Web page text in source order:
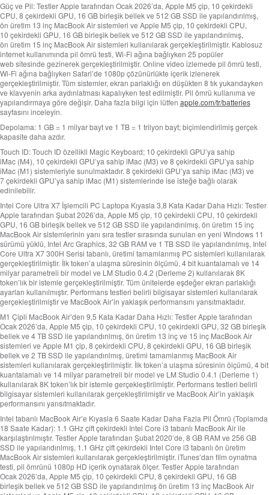
Güç ve Pil:Testler Apple tarafından Ocak 2026’da, Apple M5 çip, 10 çekirdekli
CPU, 8 çekirdekli GPU, 16 GB birleşik bellek ve 512 GB SSD ile yapılandırılmış,
ön üretim 13 inç MacBook Air sistemleri ve Apple M5 çip, 10 çekirdekli CPU,
10 çekirdekli GPU, 16 GB birleşik bellek ve 512 GB SSD ile yapılandırılmış,
ön üretim 15 inç MacBook Air sistemleri kullanılarak gerçekleştirilmiştir. Kablosuz
internet kullanımında pil ömrü testi, Wi-Fi ağına bağlıyken 25 popüler
web sitesinde gezinerek gerçekleştirilmiştir. Online video izlemede pil ömrü testi,
Wi-Fi ağına bağlıyken Safari’de 1080p çözünürlükte içerik izlenerek
gerçekleştirilmiştir. Tüm sistemler, ekran parlaklığı en düşükten 8 tık yukarıdayken
ve klavyenin arka aydınlatması kapalıyken test edilmiştir. Pil ömrü kullanıma ve
yapılandırmaya göre değişir. Daha fazla bilgi için lütfen apple.com/tr/batteries
sayfasını inceleyin.
Depolama:1 GB = 1 milyar bayt ve 1 TB = 1 trilyon bayt; biçimlendirilmiş gerçek
kapasite daha azdır.
Touch ID:Touch ID özellikli Magic Keyboard; 10 çekirdekli GPU’ya sahip
iMac (M4), 10 çekirdekli GPU’ya sahip iMac (M3) ve 8 çekirdekli GPU’ya sahip
iMac (M1) sistemleriyle sunulmaktadır. 8 çekirdekli GPU’ya sahip iMac (M3) ve
7 çekirdekli GPU’ya sahip iMac (M1) sistemlerinde ise isteğe bağlı olarak
edinilebilir.
Intel Core Ultra X7 İşlemcili PC Laptopa Kıyasla 3,8 Kata Kadar Daha Hızlı:Testler
Apple tarafından Şubat 2026’da, Apple M5 çip, 10 çekirdekli CPU, 10 çekirdekli
GPU, 16 GB birleşik bellek ve 512 GB SSD ile yapılandırılmış, ön üretim 15 inç
MacBook Air sistemlerinin yanı sıra testler sırasında sunulan en yeni Windows 11
sürümü yüklü, Intel Arc Graphics, 32 GB RAM ve 1 TB SSD ile yapılandırılmış, Intel
Core Ultra X7 300H Serisi tabanlı, üretimi tamamlanmış PC sistemleri kullanılarak
gerçekleştirilmiştir. İlk token’a ulaşma süresinin ölçümü, 4 bit kuantalamalı ve 14
milyar parametreli bir model ve LM Studio 0.4.2 (Derleme 2) kullanılarak 8K
token’lık bir istemle gerçekleştirilmiştir. Tüm ünitelerde eşdeğer ekran parlaklığı
ayarları kullanılmıştır. Performans testleri belirli bilgisayar sistemleri kullanılarak
gerçekleştirilmiştir ve MacBook Air’in yaklaşık performansını yansıtmaktadır.
M1 Çipli MacBook Air’den 9,5 Kata Kadar Daha Hızlı:Testler Apple tarafından
Ocak 2026’da, Apple M5 çip, 10 çekirdekli CPU, 10 çekirdekli GPU, 32 GB birleşik
bellek ve 4 TB SSD ile yapılandırılmış, ön üretim 13 inç ve 15 inç MacBook Air
sistemleri ve Apple M1 çip, 8 çekirdekli CPU, 8 çekirdekli GPU, 16 GB birleşik
bellek ve 2 TB SSD ile yapılandırılmış, üretimi tamamlanmış MacBook Air
sistemleri kullanılarak gerçekleştirilmiştir. İlk token’a ulaşma süresinin ölçümü, 4 bit
kuantalamalı ve 14 milyar parametreli bir model ve LM Studio 0.4.1 (Derleme 1)
kullanılarak 8K token’lık bir istemle gerçekleştirilmiştir. Performans testleri belirli
bilgisayar sistemleri kullanılarak gerçekleştirilmiştir ve MacBook Air’in yaklaşık
performansını yansıtmaktadır.
Intel tabanlı MacBook Air’e Kıyasla 6 Saate Kadar Daha Fazla Pil Ömrü (Toplamda
18 Saate Kadar):1.1 GHz çift çekirdekli Intel Core i3 tabanlı MacBook Air ile
karşılaştırılmıştır. Testler Apple tarafından Şubat 2020’de, 8 GB RAM ve 256 GB
SSD ile yapılandırılmış, 1.1 GHz çift çekirdekli Intel Core i3 tabanlı ön üretim
MacBook Air sistemleri kullanılarak gerçekleştirilmiştir. iTunes’dan film oynatma
testi, pil ömrünü 1080p HD içerik oynatarak ölçer. Testler Apple tarafından
Ocak 2026’da, Apple M5 çip, 10 çekirdekli CPU, 8 çekirdekli GPU, 16 GB
birleşik bellek ve 512 GB SSD ile yapılandırılmış ön üretim 13 inç MacBook Air